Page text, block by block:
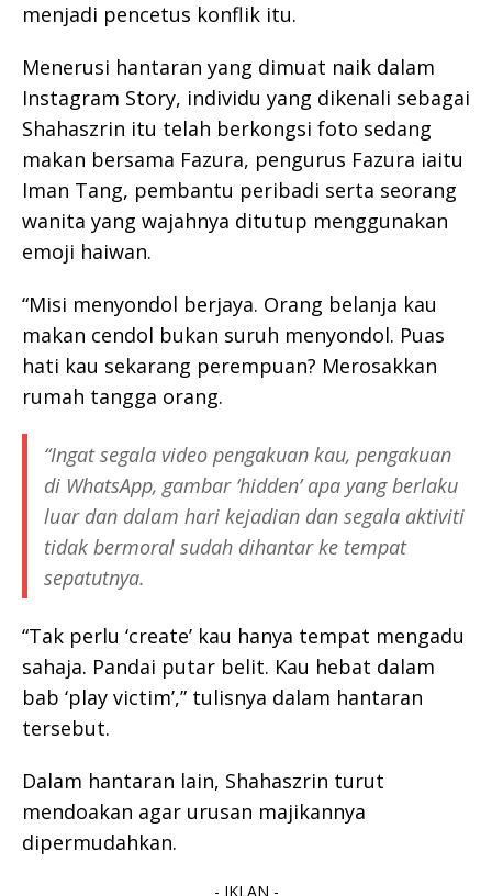
menjadi pencetus konflik itu.
Menerusi hantaran yang dimuat naik dalam
Instagram Story, individu yang dikenali sebagai
Shahaszrin itu telah berkongsi foto sedang
makan bersama Fazura, pengurus Fazura iaitu
Iman Tang, pembantu peribadi serta seorang
wanita yang wajahnya ditutup menggunakan
emoji haiwan.
“Misi menyondol berjaya. Orang belanja kau
makan cendol bukan suruh menyondol. Puas
hati kau sekarang perempuan? Merosakkan
rumah tangga orang.
“Ingat segala video pengakuan kau, pengakuan
di WhatsApp, gambar ‘hidden’ apa yang berlaku
luar dan dalam hari kejadian dan segala aktiviti
tidak bermoral sudah dihantar ke tempat
sepatutnya.
“Tak perlu ‘create’ kau hanya tempat mengadu
sahaja. Pandai putar belit. Kau hebat dalam
bab ‘play victim’,” tulisnya dalam hantaran
tersebut.
Dalam hantaran lain, Shahaszrin turut
mendoakan agar urusan majikannya
dipermudahkan.
- IKLAN -